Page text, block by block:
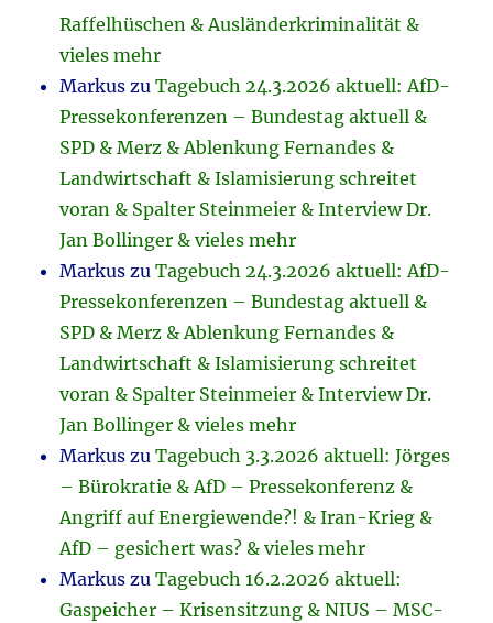
Raffelhüschen & Ausländerkriminalität &
vieles mehr
Markus zuTagebuch 24.3.2026 aktuell: AfD-
Pressekonferenzen – Bundestag aktuell &
SPD & Merz & Ablenkung Fernandes &
Landwirtschaft & Islamisierung schreitet
voran & Spalter Steinmeier & Interview Dr.
Jan Bollinger & vieles mehr
Markus zuTagebuch 24.3.2026 aktuell: AfD-
Pressekonferenzen – Bundestag aktuell &
SPD & Merz & Ablenkung Fernandes &
Landwirtschaft & Islamisierung schreitet
voran & Spalter Steinmeier & Interview Dr.
Jan Bollinger & vieles mehr
Markus zuTagebuch 3.3.2026 aktuell: Jörges
– Bürokratie & AfD – Pressekonferenz &
Angriff auf Energiewende?! & Iran-Krieg &
AfD – gesichert was? & vieles mehr
Markus zuTagebuch 16.2.2026 aktuell:
Gaspeicher – Krisensitzung & NIUS – MSC-